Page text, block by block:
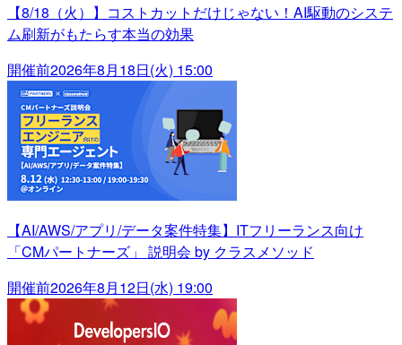
【8/18（火）】コストカットだけじゃない！AI駆動のシステ
ム刷新がもたらす本当の効果
開催前2026年8月18日(火) 15:00
【AI/AWS/アプリ/データ案件特集】ITフリーランス向け
「CMパートナーズ」 説明会 by クラスメソッド
開催前2026年8月12日(水) 19:00